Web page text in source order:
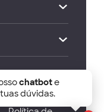
of Economics
chatbote
dúvidas.